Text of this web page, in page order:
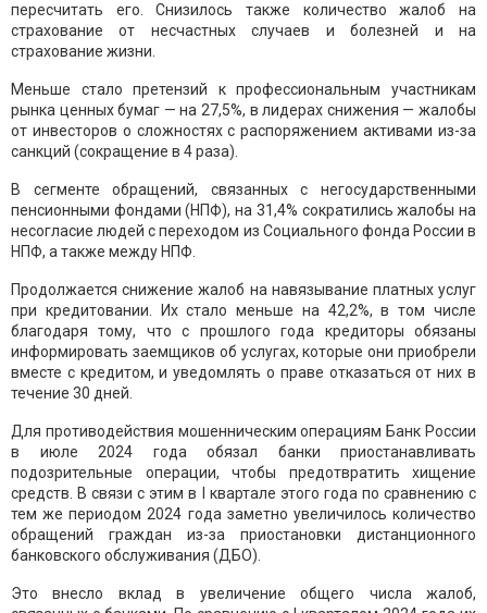
пересчитать его. Снизилось также количество жалоб на
страхование от несчастных случаев и болезней и на
страхование жизни.
Меньше стало претензий к профессиональным участникам
рынка ценных бумаг — на 27,5%, в лидерах снижения — жалобы
от инвесторов о сложностях с распоряжением активами из-за
санкций (сокращение в 4 раза).
В сегменте обращений, связанных с негосударственными
пенсионными фондами (НПФ), на 31,4% сократились жалобы на
несогласие людей с переходом из Социального фонда России в
НПФ, а также между НПФ.
Продолжается снижение жалоб на навязывание платных услуг
при кредитовании. Их стало меньше на 42,2%, в том числе
благодаря тому, что с прошлого года кредиторы обязаны
информировать заемщиков об услугах, которые они приобрели
вместе с кредитом, и уведомлять о праве отказаться от них в
течение 30 дней.
Для противодействия мошенническим операциям Банк России
в июле 2024 года обязал банки приостанавливать
подозрительные операции, чтобы предотвратить хищение
средств. В связи с этим в I квартале этого года по сравнению с
тем же периодом 2024 года заметно увеличилось количество
обращений граждан из-за приостановки дистанционного
банковского обслуживания (ДБО).
Это внесло вклад в увеличение общего числа жалоб,